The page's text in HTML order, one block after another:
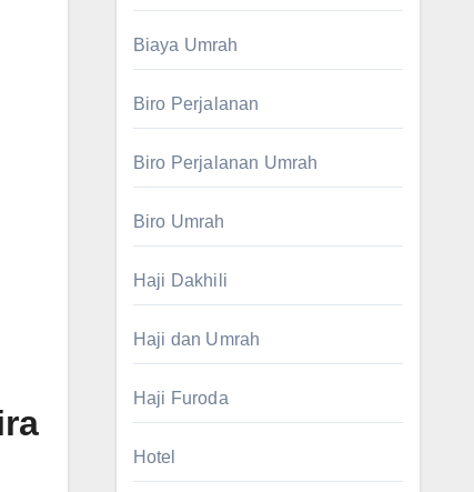
Biaya Umrah
Biro Perjalanan
Biro Perjalanan Umrah
Biro Umrah
Haji Dakhili
Haji dan Umrah
Haji Furoda
Hotel